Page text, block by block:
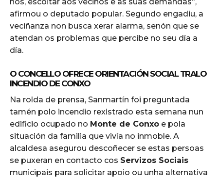
afirmou o deputado popular. Segundo engadiu, a
veciñanza non busca xerar alarma, senón que se
atendan os problemas que percibe no seu día a
día.
O CONCELLO OFRECE ORIENTACIÓN SOCIAL TRALO
INCENDIO DE CONXO
Na rolda de prensa, Sanmartín foi preguntada
tamén polo incendio rexistrado esta semana nun
edificio ocupado no Monte de Conxo e pola
situación da familia que vivía no inmoble. A
alcaldesa asegurou descoñecer se estas persoas
se puxeran en contacto cos Servizos Sociais
municipais para solicitar apoio ou unha alternativa